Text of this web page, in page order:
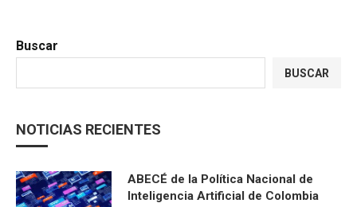
Buscar
BUSCAR
NOTICIAS RECIENTES
ABECÉ de la Política Nacional de
Inteligencia Artificial de Colombia